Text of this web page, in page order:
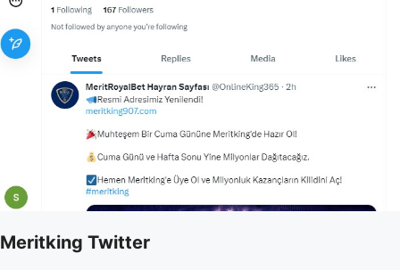
Meritking Twitter